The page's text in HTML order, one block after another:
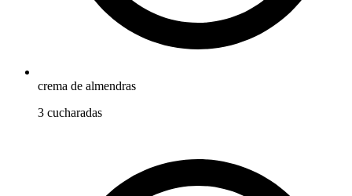
crema de almendras
3 cucharadas